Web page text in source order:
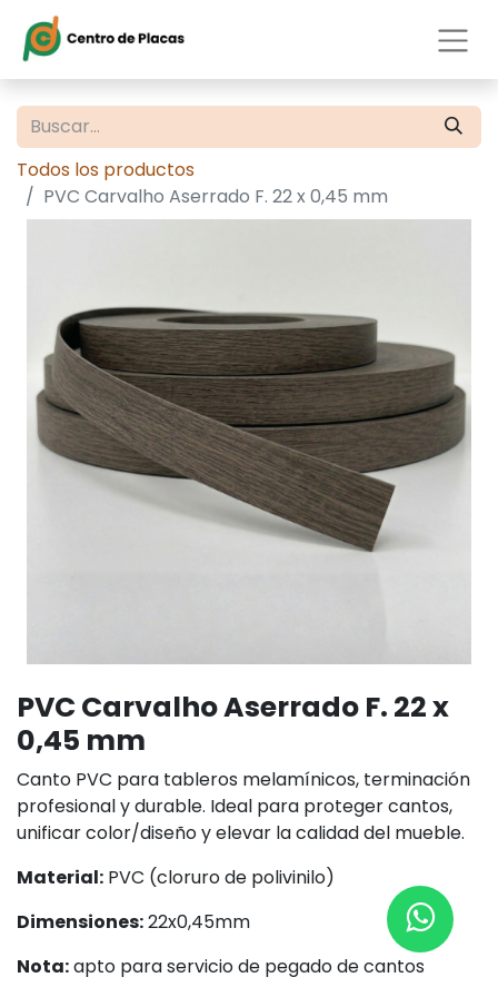
Todos los productos
PVC Carvalho Aserrado F. 22 x 0,45 mm
PVC Carvalho Aserrado F. 22 x
0,45 mm
Canto PVC para tableros melamínicos, terminación
profesional y durable. Ideal para proteger cantos,
unificar color/diseño y elevar la calidad del mueble.
Material: PVC (cloruro de polivinilo)
Dimensiones:22x0,45mm
Nota:apto para servicio de pegado de cantos